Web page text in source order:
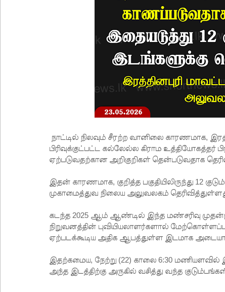
நாட்டில் நிலவும் சீரற்ற வானிலை காரணமாக,
பிரிவுக்குட்பட்ட கல்லேல்ல கிராம உத்தியோகத்தர்
ஏற்படுவதற்கான அறிகுறிகள் தென்படுவதாக
இதன் காரணமாக, குறித்த பகுதியிலிருந்து 12
முகாமைத்துவ நிலைய அலுவலகம்
கடந்த 2025 ஆம் ஆண்டில் இந்த மண்சரிவு
நிறுவனத்தின் புவியியலாளர்களால்
ஏற்படக்கூடிய அதிக ஆபத்துள்ள இடமாக
இதற்கமைய, நேற்று (22) காலை 6:30
அந்த இடத்திற்கு அருகில் வசித்து வந்த